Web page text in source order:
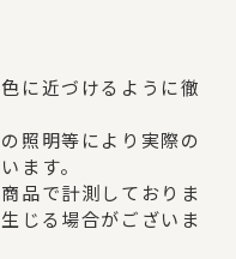
に近づけるように徹
照明等により実際の
ます。
品で計測しておりま
じる場合がございま